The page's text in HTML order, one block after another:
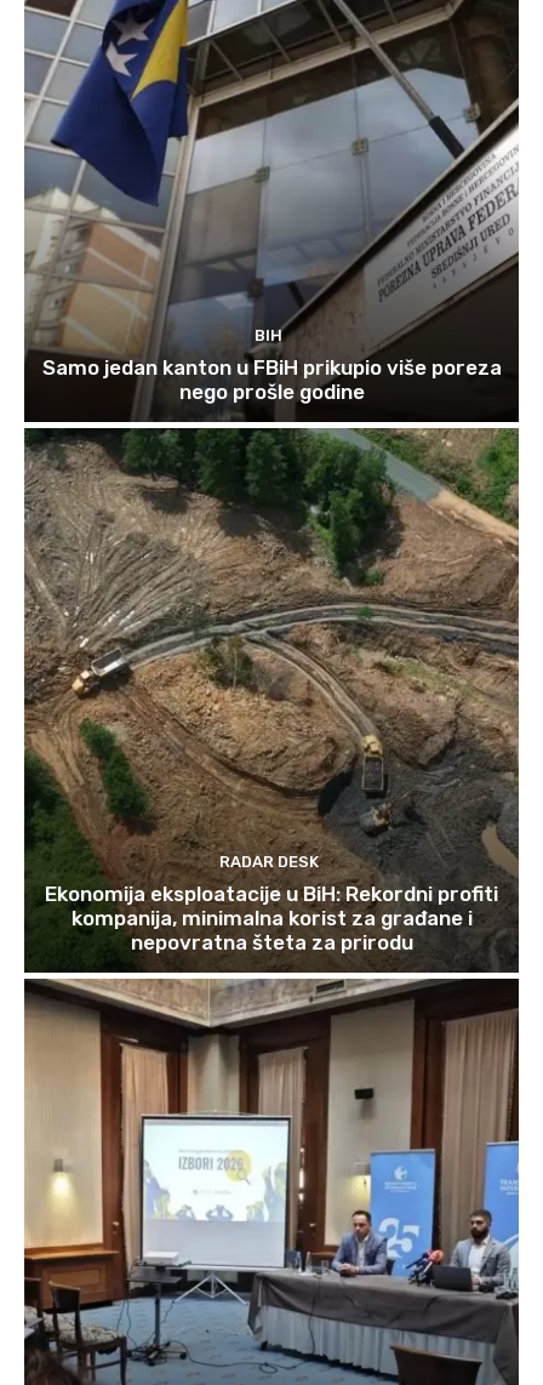
BIH
Samo jedan kanton u FBiH prikupio više poreza
nego prošle godine
RADAR DESK
Ekonomija eksploatacije u BiH: Rekordni profiti
kompanija, minimalna korist za građane i
nepovratna šteta za prirodu